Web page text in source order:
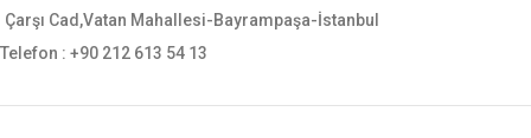
ebatlı tabancalara uygundur.
ebatlı tabancalara uygundur.
Çarşı Cad,Vatan Mahallesi-Bayrampaşa-İstanbul
Telefon : +90 212 613 54 13